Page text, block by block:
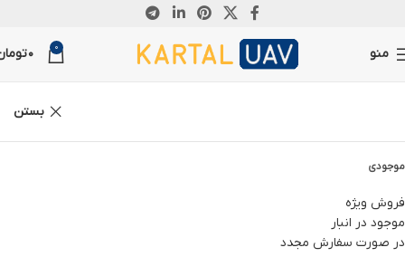
منو 0
0
بستن
موجودی
فروش ویژه
موجود در انبار
در صورت سفارش مجدد